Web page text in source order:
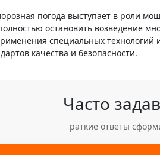
погода выступает в роли
остановить возведение
специальных технологий
качества и безопасности.
Часто
раткие ответы